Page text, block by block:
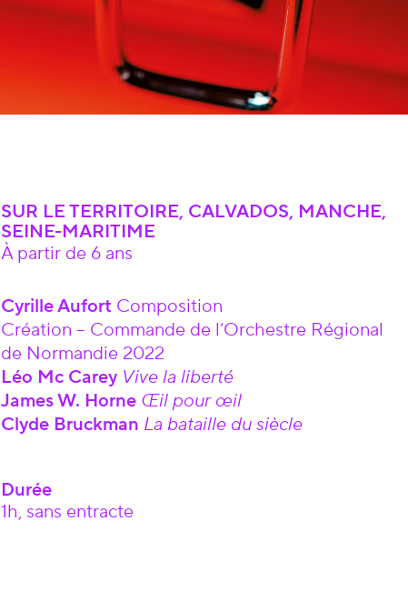
SUR LE TERRITOIRE, CALVADOS, MANCHE,
SEINE-MARITIME
À partir de 6 ans
Cyrille Aufort Composition
Création – Commande de l’Orchestre Régional
de Normandie 2022
Léo Mc Carey Vive la liberté
James W. Horne Œil pour œil
Clyde Bruckman La bataille du siècle
Durée
1h, sans entracte